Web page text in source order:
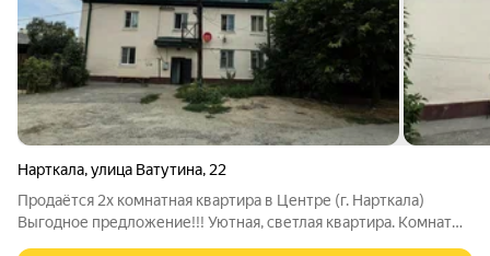
Нарткала,улица Ватутина, 22
Продаётся 2х комнатная квартира в Центре (г. Нарткала)
Выгодное предложение!!! Уютная, светлая квартира. Комнаты